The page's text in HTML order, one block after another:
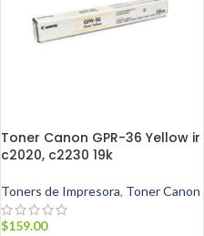
Toner Canon GPR-36 Yellow ir
c2020, c2230 19k
Toners de Impresora, Toner Canon
$159.00